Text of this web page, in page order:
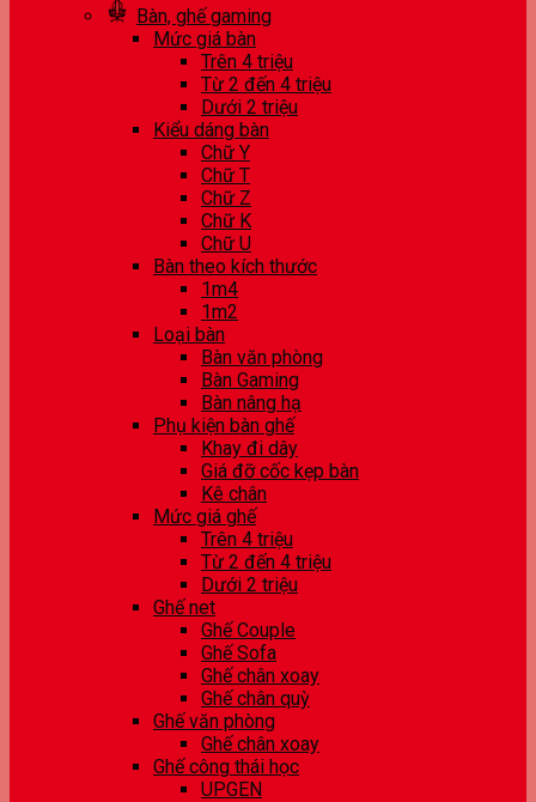
Bàn, ghế gaming
Mức giá bàn
Trên 4 triệu
Từ 2 đến 4 triệu
Dưới 2 triệu
Kiểu dáng bàn
Chữ Y
Chữ T
Chữ Z
Chữ K
Chữ U
Bàn theo kích thước
1m4
1m2
Loại bàn
Bàn văn phòng
Bàn Gaming
Bàn nâng hạ
Phụ kiện bàn ghế
Khay đi dây
Giá đỡ cốc kẹp bàn
Kê chân
Mức giá ghế
Trên 4 triệu
Từ 2 đến 4 triệu
Dưới 2 triệu
Ghế net
Ghế Couple
Ghế Sofa
Ghế chân xoay
Ghế chân quỳ
Ghế văn phòng
Ghế chân xoay
Ghế công thái học
UPGEN